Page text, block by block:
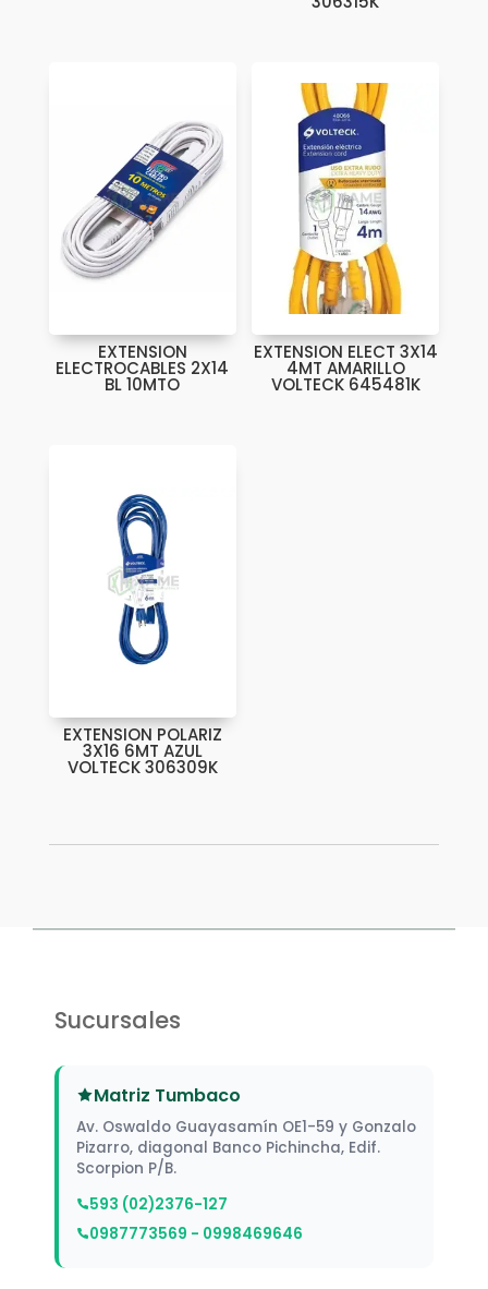
EXTENSION
ELECTROCABLES 2X14
BL 10MTO
EXTENSION ELECT 3X14
4MT AMARILLO
VOLTECK 645481K
EXTENSION POLARIZ
3X16 6MT AZUL
VOLTECK 306309K
Sucursales
Matriz Tumbaco
Av. Oswaldo Guayasamín OE1-59 y Gonzalo
Pizarro, diagonal Banco Pichincha, Edif.
Scorpion P/B.
593 (02)2376-127
0987773569 - 0998469646